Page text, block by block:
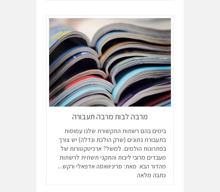
מרבה לבות מרבה תעבורה
בימים בהם רשתות התקשורת שלנו עמוסות
בתעבורת נתונים (שרק הולכת וגדלה) יש צורך
בפתרונות הולמים. למשל? ארכיטקטורות של
מעבדים מרובי ליבות והתקני תשתית לרשתות
מהדור הבא מאת: סריניוואסה אדפאלי ורקש...
כתבה מלאה